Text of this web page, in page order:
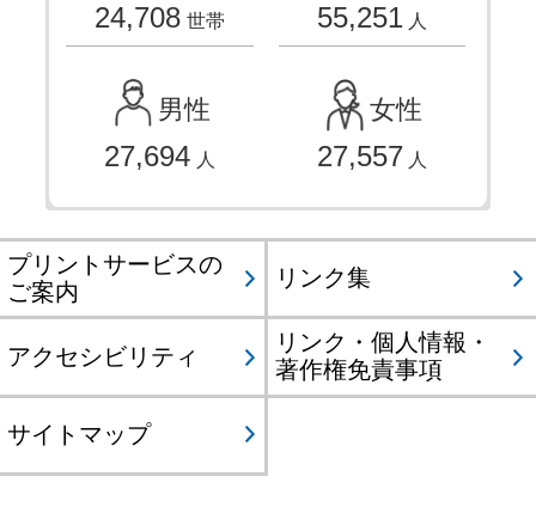
24,708 世帯 55,251 人
男性
27,694 人
女性
27,557 人
プリントサービスの
ご案内
リンク集
アクセシビリティ
リンク・個人情報・
著作権免責事項
サイトマップ